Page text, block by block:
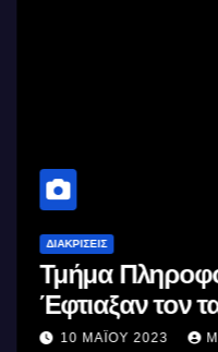
ΔΙΑΚΡΊΣΕΙΣ
Τμήμα
Έφτιαξαν τον
επεξεργαστή
10 ΜΑΪ́ΟΥ 2023